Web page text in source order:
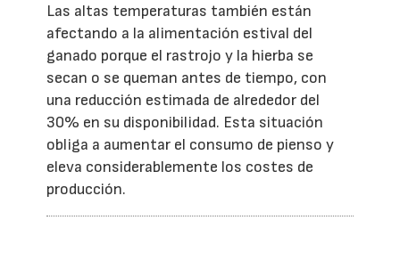
Las altas temperaturas también están
afectando a la alimentación estival del
ganado porque el rastrojo y la hierba se
secan o se queman antes de tiempo, con
una reducción estimada de alrededor del
30% en su disponibilidad. Esta situación
obliga a aumentar el consumo de pienso y
eleva considerablemente los costes de
producción.